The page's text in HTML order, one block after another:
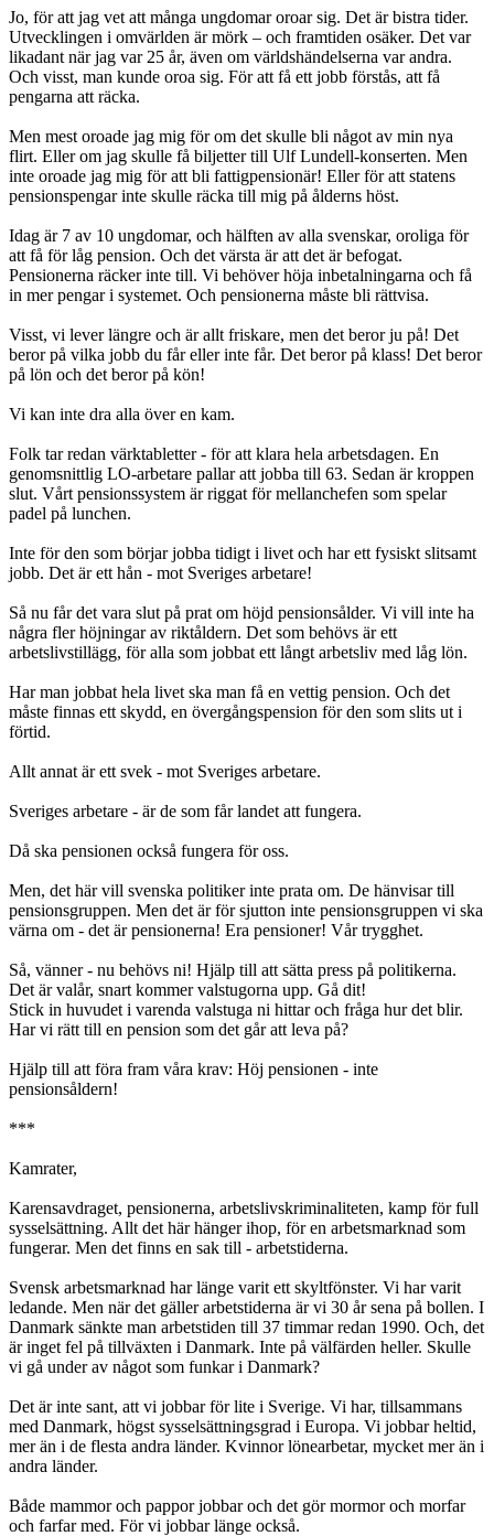
Jo, för att jag vet att många ungdomar oroar sig. Det är bistra tider.
Utvecklingen i omvärlden är mörk – och framtiden osäker. Det var
likadant när jag var 25 år, även om världshändelserna var andra.
Och visst, man kunde oroa sig. För att få ett jobb förstås, att få
pengarna att räcka.
Men mest oroade jag mig för om det skulle bli något av min nya
flirt. Eller om jag skulle få biljetter till Ulf Lundell-konserten. Men
inte oroade jag mig för att bli fattigpensionär! Eller för att statens
pensionspengar inte skulle räcka till mig på ålderns höst.
Idag är 7 av 10 ungdomar, och hälften av alla svenskar, oroliga för
att få för låg pension. Och det värsta är att det är befogat.
Pensionerna räcker inte till. Vi behöver höja inbetalningarna och få
in mer pengar i systemet. Och pensionerna måste bli rättvisa.
Visst, vi lever längre och är allt friskare, men det beror ju på! Det
beror på vilka jobb du får eller inte får. Det beror på klass! Det beror
på lön och det beror på kön!
Vi kan inte dra alla över en kam.
Folk tar redan värktabletter - för att klara hela arbetsdagen. En
genomsnittlig LO-arbetare pallar att jobba till 63. Sedan är kroppen
slut. Vårt pensionssystem är riggat för mellanchefen som spelar
padel på lunchen.
Inte för den som börjar jobba tidigt i livet och har ett fysiskt slitsamt
jobb. Det är ett hån - mot Sveriges arbetare!
Så nu får det vara slut på prat om höjd pensionsålder. Vi vill inte ha
några fler höjningar av riktåldern. Det som behövs är ett
arbetslivstillägg, för alla som jobbat ett långt arbetsliv med låg lön.
Har man jobbat hela livet ska man få en vettig pension. Och det
måste finnas ett skydd, en övergångspension för den som slits ut i
förtid.
Allt annat är ett svek - mot Sveriges arbetare.
Sveriges arbetare - är de som får landet att fungera.
Då ska pensionen också fungera för oss.
Men, det här vill svenska politiker inte prata om. De hänvisar till
pensionsgruppen. Men det är för sjutton inte pensionsgruppen vi ska
värna om - det är pensionerna! Era pensioner! Vår trygghet.
Så, vänner - nu behövs ni! Hjälp till att sätta press på politikerna.
Det är valår, snart kommer valstugorna upp. Gå dit!
Stick in huvudet i varenda valstuga ni hittar och fråga hur det blir.
Har vi rätt till en pension som det går att leva på?
Hjälp till att föra fram våra krav: Höj pensionen - inte
pensionsåldern!
***
Kamrater,
Karensavdraget, pensionerna, arbetslivskriminaliteten, kamp för full
sysselsättning. Allt det här hänger ihop, för en arbetsmarknad som
fungerar. Men det finns en sak till - arbetstiderna.
Svensk arbetsmarknad har länge varit ett skyltfönster. Vi har varit
ledande. Men när det gäller arbetstiderna är vi 30 år sena på bollen. I
Danmark sänkte man arbetstiden till 37 timmar redan 1990. Och, det
är inget fel på tillväxten i Danmark. Inte på välfärden heller. Skulle
vi gå under av något som funkar i Danmark?
Det är inte sant, att vi jobbar för lite i Sverige. Vi har, tillsammans
med Danmark, högst sysselsättningsgrad i Europa. Vi jobbar heltid,
mer än i de flesta andra länder. Kvinnor lönearbetar, mycket mer än i
andra länder.
Både mammor och pappor jobbar och det gör mormor och morfar
och farfar med. För vi jobbar länge också.